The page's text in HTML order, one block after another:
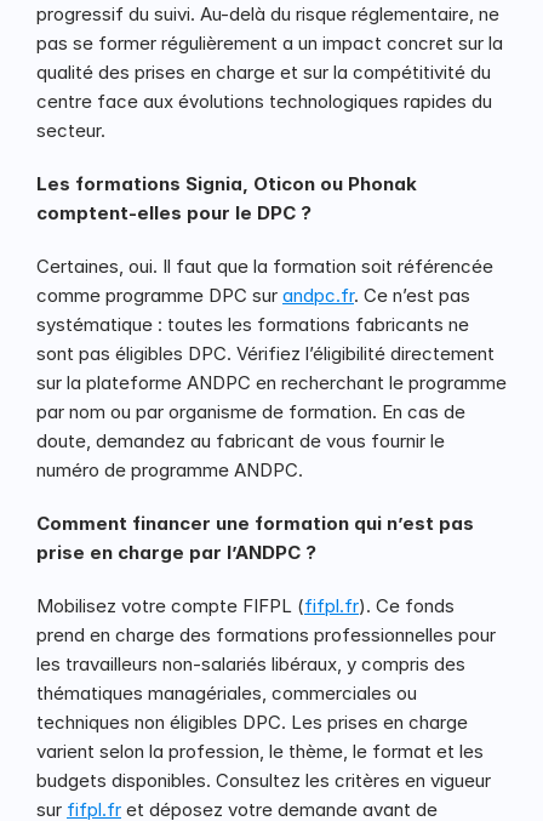
progressif du suivi. Au-delà du risque réglementaire, ne
pas se former régulièrement a un impact concret sur la
qualité des prises en charge et sur la compétitivité du
centre face aux évolutions technologiques rapides du
secteur.
Les formations Signia, Oticon ou Phonak
comptent-elles pour le DPC ?
Certaines, oui. Il faut que la formation soit référencée
comme programme DPC sur andpc.fr. Ce n’est pas
systématique : toutes les formations fabricants ne
sont pas éligibles DPC. Vérifiez l’éligibilité directement
sur la plateforme ANDPC en recherchant le programme
par nom ou par organisme de formation. En cas de
doute, demandez au fabricant de vous fournir le
numéro de programme ANDPC.
Comment financer une formation qui n’est pas
prise en charge par l’ANDPC ?
Mobilisez votre compte FIFPL (fifpl.fr). Ce fonds
prend en charge des formations professionnelles pour
les travailleurs non-salariés libéraux, y compris des
thématiques managériales, commerciales ou
techniques non éligibles DPC. Les prises en charge
varient selon la profession, le thème, le format et les
budgets disponibles. Consultez les critères en vigueur
sur fifpl.fr et déposez votre demande avant de